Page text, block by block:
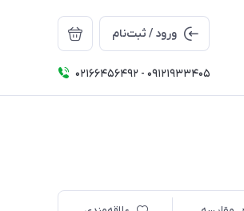
ورود / ثبت‌نام
02166456492 - 09121933405